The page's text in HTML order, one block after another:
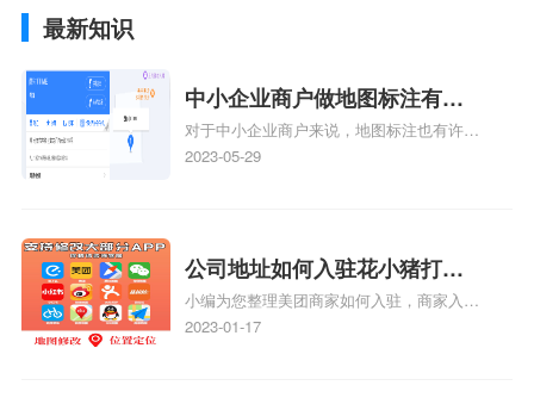
最新知识
中小企业商户做地图标注有什
么好处
对于中小企业商户来说，地图标注也有许多
好处，包括：提高可见性和曝光率：通过在
位置，增加商户被发现的机会。方便客户导
航：地图标注可以帮助客户更容易地找到商
户的实际位置。特别是对于新客户或不熟悉
该地区的客户来说，地图标注可以提供明确
2023-05-29
公司地址如何入驻花小猪打车
地图标记？指路人地图标注服
务中心铺如何入驻花小猪打车
小编为您整理美团商家如何入驻，商家入驻
教程、商家如何入驻地图、如何入驻地:、
2023-01-17